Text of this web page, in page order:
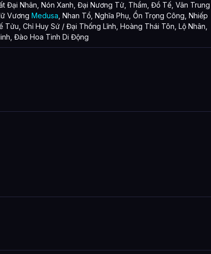
Đại Nhân, Nón Xanh, Đại Nương Tử, Thẩm, Đồ Tế, Vân Trung
Vương Medusa , Nhan Tổ, Nghĩa Phụ, Ổn Trọng Công, Nhiếp
Chỉ Huy Sứ / Đại Thống Lĩnh, Hoàng Thái Tôn, Lộ Nhân,
Đào Hoa Tinh Di Động